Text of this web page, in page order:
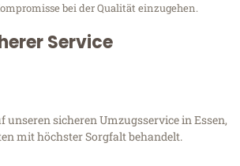
bei der Qualität einzugehen.
Service
unseren sicheren Umzugsservice in Essen,
mit höchster Sorgfalt behandelt.